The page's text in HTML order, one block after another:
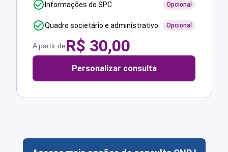
Informações do SPC Opcional
Quadro societário e administrativo Opcional
A partir deR$ 30,00
Personalizar consulta